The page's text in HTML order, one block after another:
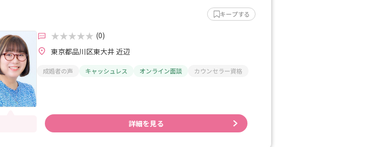
キープする
(0)
東京都品川区東大井 近辺
成婚者の声 キャッシュレス オンライン面談 カウンセラー資格
詳細を見る